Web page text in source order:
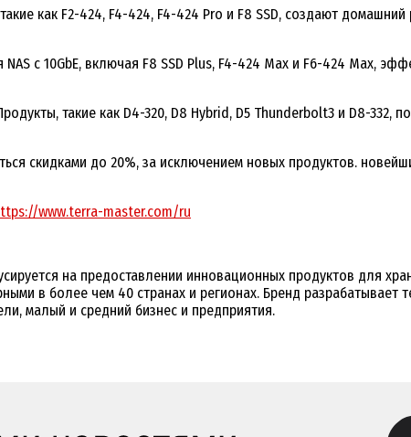
как F2-424, F4-424, F4-424 Pro и F8 SSD, создают
с 10GbE, включая F8 SSD Plus, F4-424 Max и F6-424 Max,
такие как D4-320, D8 Hybrid, D5 Thunderbolt3 и D8-
скидками до 20%, за исключением новых продуктов.
www.terra-master.com/ru
на предоставлении инновационных продуктов для
в более чем 40 странах и регионах. Бренд разрабатывает
малый и средний бизнес и предприятия.